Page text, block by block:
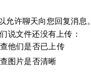
允许聊天向您回复消息。
说文件还没有上传：
他们是否已上传
图片是否清晰